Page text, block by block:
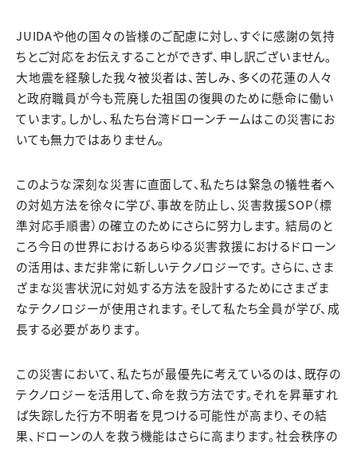
JUIDAや他の国々の皆様のご配慮に対し、すぐに感謝の気持
ちとご対応をお伝えすることができず、申し訳ございません。
大地震を経験した我々被災者は、苦しみ、多くの花蓮の人々
と政府職員が今も荒廃した祖国の復興のために懸命に働い
ています。しかし、私たち台湾ドローンチームはこの災害にお
いても無力ではありません。
このような深刻な災害に直面して、私たちは緊急の犠牲者へ
の対処方法を徐々に学び、事故を防止し、災害救援SOP（標
準対応手順書）の確立のためにさらに努力します。 結局のと
ころ今日の世界におけるあらゆる災害救援におけるドローン
の活用は、まだ非常に新しいテクノロジーです。 さらに、さま
ざまな災害状況に対処する方法を設計するためにさまざま
なテクノロジーが使用されます。そして私たち全員が学び、成
長する必要があります。
この災害において、私たちが最優先に考えているのは、既存の
テクノロジーを活用して、命を救う方法です。それを昇華すれ
ば失踪した行方不明者を見つける可能性が高まり、その結
果、ドローンの人を救う機能はさらに高まります。社会秩序の